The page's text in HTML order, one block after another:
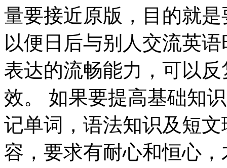
量要接近原版，目的就
以便日后与别人交流英
表达的流畅能力，可以
效。 如果要提高基础知
记单词，语法知识及短
容，要求有耐心和恒心